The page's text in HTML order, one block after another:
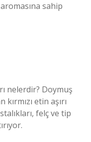
sahip
nelerdir? Doymuş
etin aşırı
felç ve tip